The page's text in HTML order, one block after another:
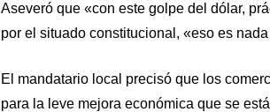
Aseveró que «con este golpe del dólar,
por el situado constitucional, «eso es
El mandatario local precisó que los
para la leve mejora económica que se